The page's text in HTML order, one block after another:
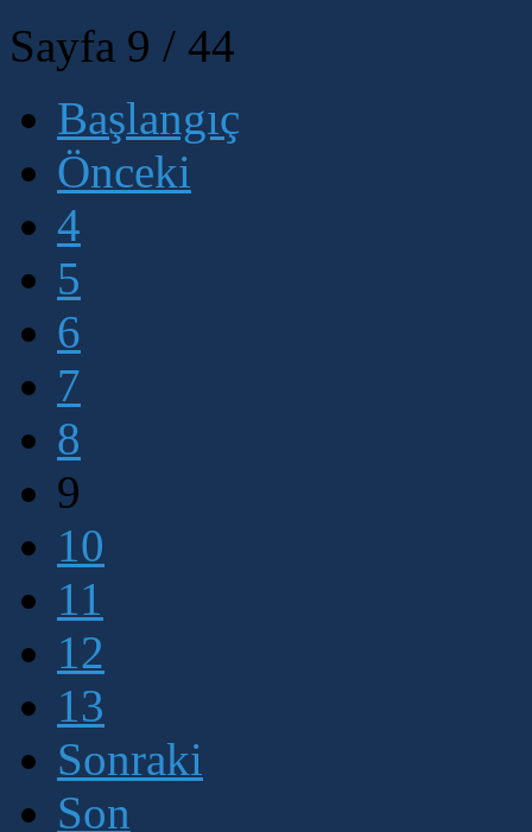
Sayfa 9 / 44
Başlangıç
Önceki
4
5
6
7
8
9
10
11
12
13
Sonraki
Son